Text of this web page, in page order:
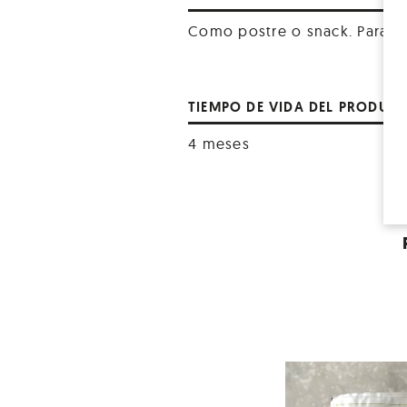
Como postre o snack. Para
TIEMPO DE VIDA DEL
4 meses